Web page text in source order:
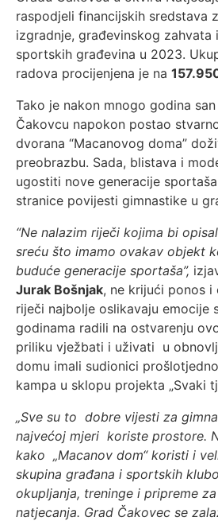
raspodjeli financijskih sredstava
izgradnje, građevinskog zahvata
sportskih građevina u 2023.
radova procijenjena je na
Tako je nakon mnogo godina
Čakovcu napokon postao
dvorana “Macanovog doma”
preobrazbu. Sada, blistava i
ugostiti nove generacije
stranice povijesti gimnastike u
“Ne nalazim riječi kojima bi
sreću što imamo ovakav objekt
buduće generacije sportaša”,
Jurak Bošnjak, ne krijući ponos i
riječi najbolje oslikavaju emocije
godinama radili na ostvarenju
priliku vježbati i uživati u
domu imali sudionici
kampa u sklopu projekta „Svaki
„Sve su to dobre vijesti za
najvećoj mjeri koriste prostore.
kako „Macanov dom“ koristi i
skupina građana i sportskih
okupljanja, treninge i pripreme
natjecanja. Grad Čakovec se